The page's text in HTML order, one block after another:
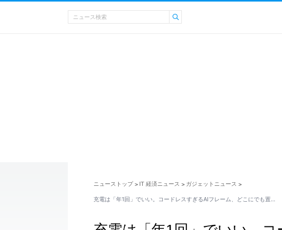
ニューストップ > IT 経済ニュース > ガジェットニュース >
充電は「年1回」でいい。コードレスすぎるAIフレーム、どこにでも置…